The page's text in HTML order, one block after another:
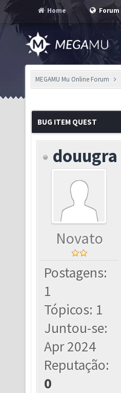
Home Forum
MEGAMU Mu Online Forum
BUG ITEM QUEST
douugra
Novato
Postagens:
1
Tópicos: 1
Juntou-se:
Apr 2024
Reputação:
0